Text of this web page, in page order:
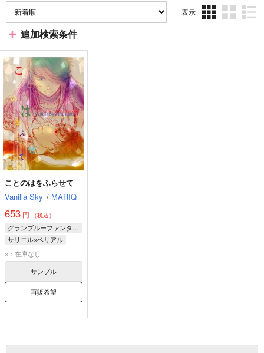
表示
ム
ム
ム
追加検索条件
ことのはをふらせて
Vanilla Sky / MARIQ
653 円 （税込）
グランブルーファンタジー
サリエル×ベリアル
ベリアル
×：在庫なし
サンプル
再販希望